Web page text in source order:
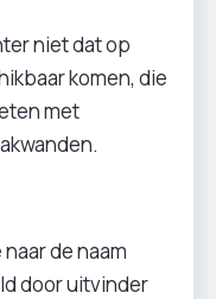
niet dat op
komen, die
met
de naam
door uitvinder